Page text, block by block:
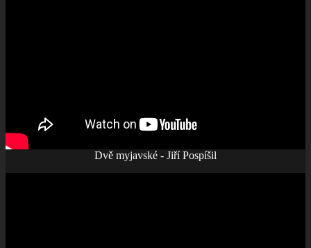
Dvě myjavské - Jiří Pospíšil